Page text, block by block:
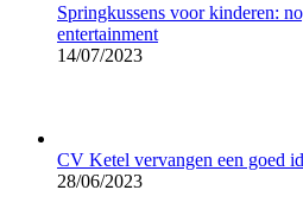
Springkussens voor kinderen:
entertainment
14/07/2023
CV Ketel vervangen een goed
28/06/2023